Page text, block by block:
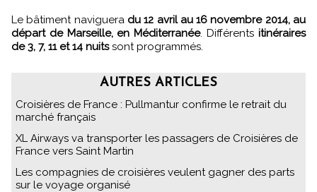
Le bâtiment naviguera du 12 avril au 16 novembre 2014, au
départ de Marseille, en Méditerranée. Différentsitinéraires
de 3, 7, 11 et 14 nuitssont programmés.
AUTRES ARTICLES
Croisières de France : Pullmantur confirme le retrait du
marché français
XL Airways va transporter les passagers de Croisières de
France vers Saint Martin
Les compagnies de croisières veulent gagner des parts
sur le voyage organisé